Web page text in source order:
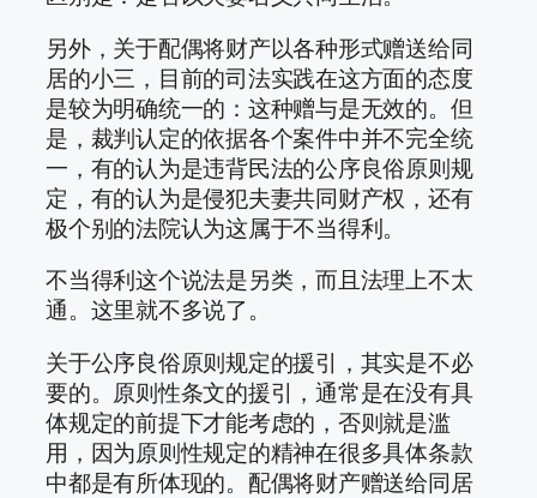
另外，关于配偶将财产以各种形式赠送给同
居的小三，目前的司法实践在这方面的态度
是较为明确统一的：这种赠与是无效的。但
是，裁判认定的依据各个案件中并不完全统
一，有的认为是违背民法的公序良俗原则规
定，有的认为是侵犯夫妻共同财产权，还有
极个别的法院认为这属于不当得利。
不当得利这个说法是另类，而且法理上不太
通。这里就不多说了。
关于公序良俗原则规定的援引，其实是不必
要的。原则性条文的援引，通常是在没有具
体规定的前提下才能考虑的，否则就是滥
用，因为原则性规定的精神在很多具体条款
中都是有所体现的。配偶将财产赠送给同居